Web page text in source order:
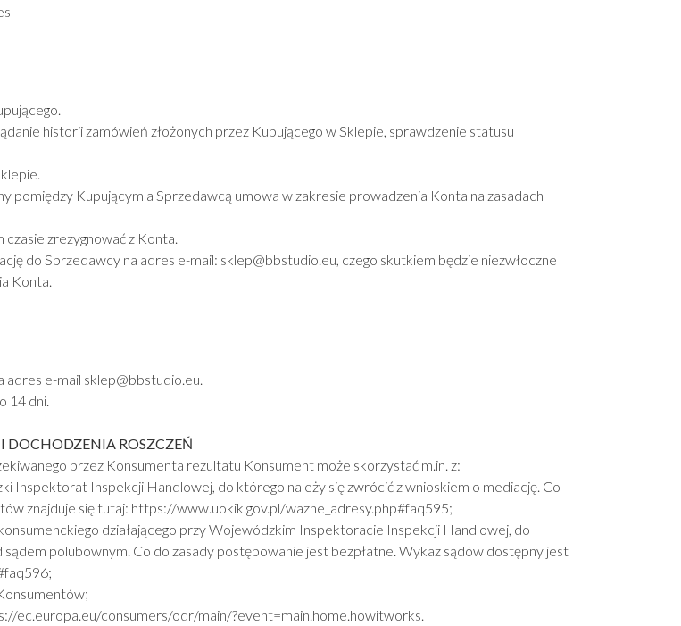
historii zamówień złożonych przez Kupującego w Sklepie, sprawdzenie statusu
pomiędzy Kupującym a Sprzedawcą umowa w zakresie prowadzenia Konta na zasadach
zrezygnować z Konta.
do Sprzedawcy na adres e-mail: sklep@bbstudio.eu, czego skutkiem będzie niezwłoczne
Konta.
e-mail sklep@bbstudio.eu.
14 dni.
DOCHODZENIA ROSZCZEŃ
przez Konsumenta rezultatu Konsument może skorzystać m.in. z:
Inspektorat Inspekcji Handlowej, do którego należy się zwrócić z wnioskiem o mediację. Co
znajduje się tutaj: https://www.uokik.gov.pl/wazne_adresy.php#faq595;
działającego przy Wojewódzkim Inspektoracie Inspekcji Handlowej, do
polubownym. Co do zasady postępowanie jest bezpłatne. Wykaz sądów dostępny jest
;
ec.europa.eu/consumers/odr/main/?event=main.home.howitworks.